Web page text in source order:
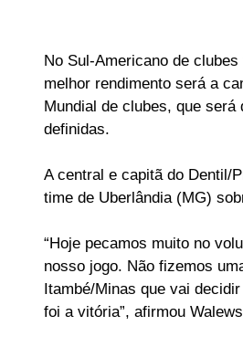
No Sul-Americano de
melhor rendimento será a
Mundial de clubes, que
definidas.
A central e capitã do Dentil/
time de Uberlândia (MG)
“Hoje pecamos muito no
nosso jogo. Não fizemos
Itambé/Minas que vai
foi a vitória”, afirmou